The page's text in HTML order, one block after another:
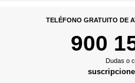
TELÉFONO GRATUITO DE
900
Dudas o